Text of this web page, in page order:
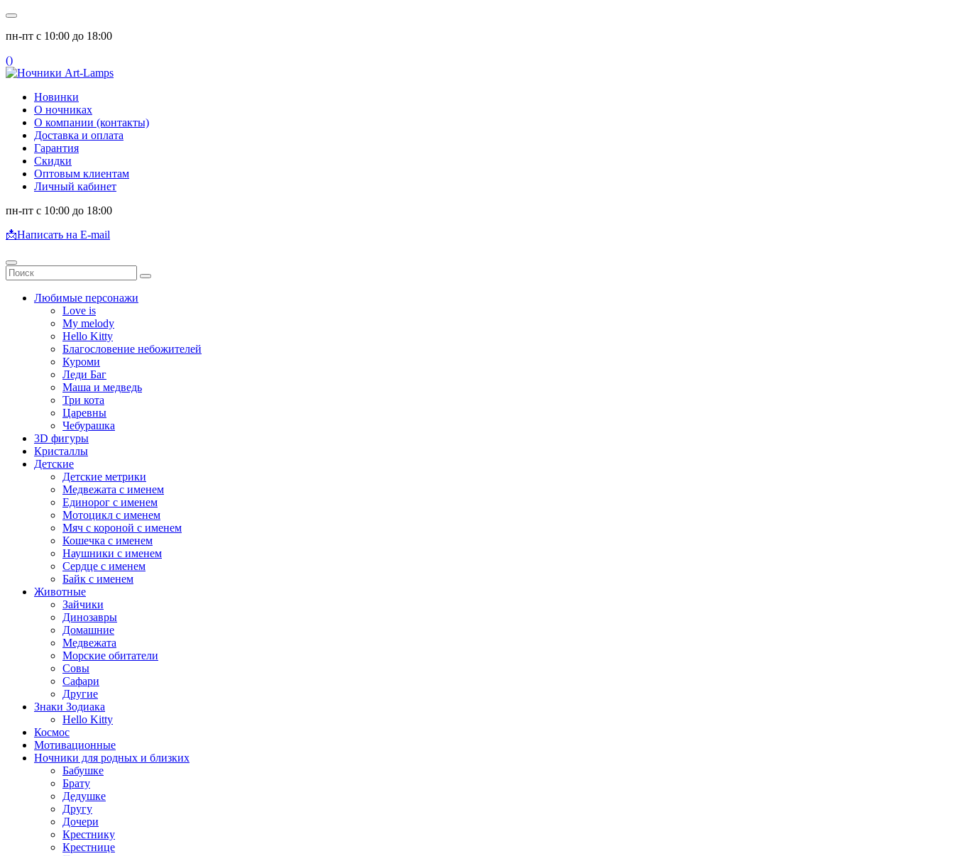
пн-пт с 10:00 до 18:00
()
Новинки
О ночниках
О компании (контакты)
Доставка и оплата
Гарантия
Скидки
Оптовым клиентам
Личный кабинет
пн-пт с 10:00 до 18:00
📩Написать на E-mail
Любимые персонажи
Love is
My melody
Hello Kitty
Благословение небожителей
Куроми
Леди Баг
Маша и медведь
Три кота
Царевны
Чебурашка
3D фигуры
Кристаллы
Детские
Детские метрики
Медвежата с именем
Единорог с именем
Мотоцикл с именем
Мяч с короной с именем
Кошечка с именем
Наушники с именем
Сердце с именем
Байк с именем
Животные
Зайчики
Динозавры
Домашние
Медвежата
Морские обитатели
Совы
Сафари
Другие
Знаки Зодиака
Hello Kitty
Космос
Мотивационные
Ночники для родных и близких
Бабушке
Брату
Дедушке
Другу
Дочери
Крестнику
Крестнице